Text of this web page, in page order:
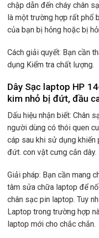
chập dẫn đến cháy chân
là một trường hợp rất phổ
của bạn bị hỏng hoặc bị
Cách giải quyết: Bạn cần
dụng Kiểm tra chất lượng.
Dây Sạc laptop HP
kim nhỏ bị đứt, đầu
Dấu hiệu nhận biết: Chân
người dùng có thói quen
cáp sau khi sử dụng khiến
đứt. con vật cưng cắn dây.
Giải pháp: Bạn cần mang
tâm sửa chữa laptop để
chân sạc pin laptop. Tuy
Laptop trong trường hợp
laptop mới cho chắc chắn.